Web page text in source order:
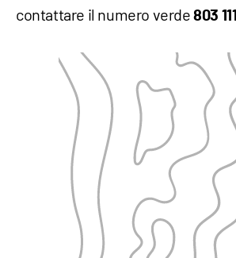
contattare il numero verde803 111